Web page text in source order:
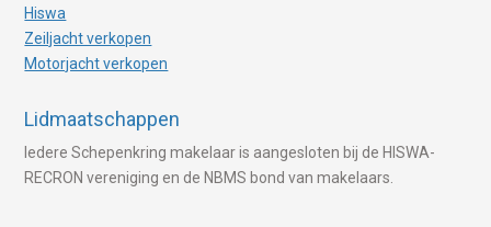
Hiswa
Zeiljacht verkopen
Motorjacht verkopen
Lidmaatschappen
Iedere Schepenkring makelaar is aangesloten bij de HISWA-
RECRON vereniging en de NBMS bond van makelaars.